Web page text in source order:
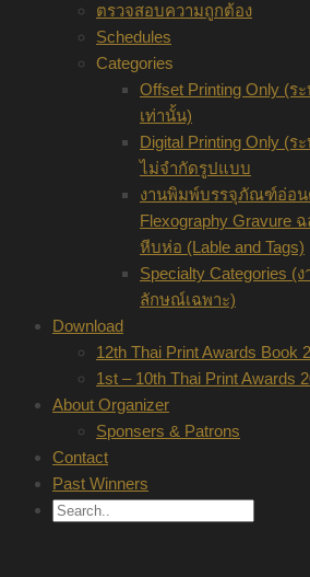
ตรวจสอบความถูกต้อง
Schedules
Categories
Offset Printing Only (
เท่านั้น)
Digital Printing Only (
ไม่จำกัดรูปแบบ
งานพิมพ์บรรจุภัณฑ์อ่อ
Flexography Gravure
หีบห่อ (Lable and Tags)
Specialty Categories (
ลักษณ์เฉพาะ)
Download
12th Thai Print Awards Book
1st – 10th Thai Print Awards
About Organizer
Sponsers & Patrons
Contact
Past Winners